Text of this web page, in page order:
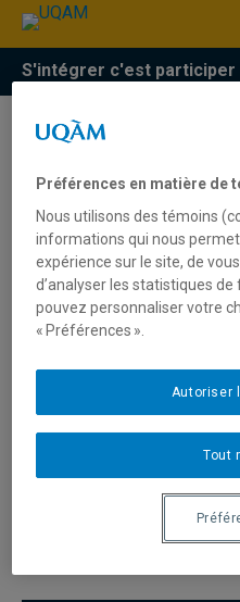
S'intégrer c'est participer
Répondez à
questionnaire
Merci de bien vouloir
produire des
provincial et fédéral, et
Préférences en matière de
Nous utilisons des témoins
informations qui nous
expérience sur le site, de
d’analyser les statistiques
pouvez personnaliser votre
« Préférences ».
Tout
Autoriser